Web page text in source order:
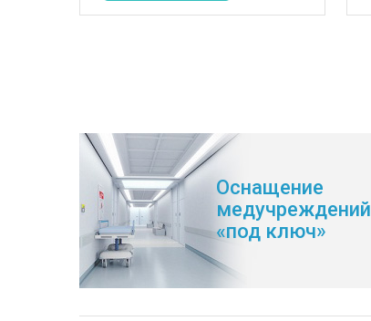
Оснащение
медучреждений
«под ключ»